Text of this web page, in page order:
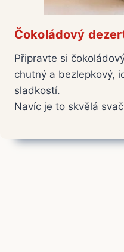
Čokoládový
Připravte si
chutný a bezlepkový,
sladkostí.
Navíc je to skvělá